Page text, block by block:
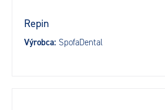
Repin
Výrobca: SpofaDental